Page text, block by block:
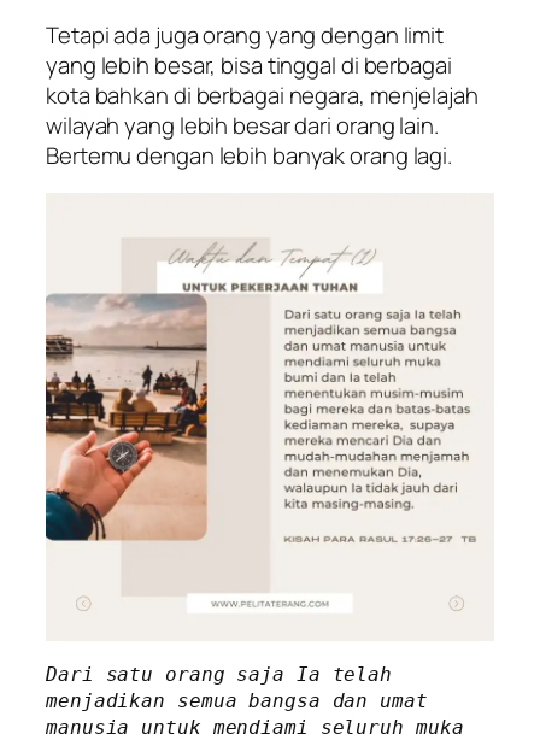
Tetapi ada juga orang yang dengan limit
yang lebih besar, bisa tinggal di berbagai
kota bahkan di berbagai negara, menjelajah
wilayah yang lebih besar dari orang lain.
Bertemu dengan lebih banyak orang lagi.
Dari satu orang saja Ia telah
menjadikan semua bangsa dan umat
manusia untuk mendiami seluruh muka